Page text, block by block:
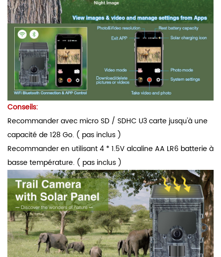
Conseils:
Recommander avec micro SD / SDHC U3 carte jusqu'à une
capacité de 128 Go. ( pas inclus )
Recommander en utilisant 4 * 1.5V alcaline AA LR6 batterie à
basse température. ( pas inclus )